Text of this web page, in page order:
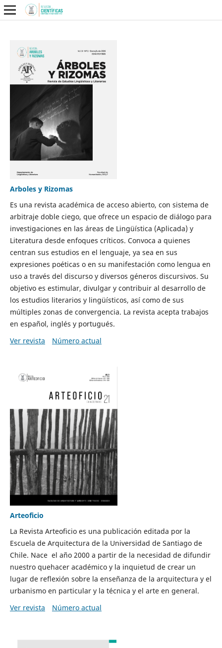
Arboles y Rizomas
Es una revista académica de acceso abierto, con sistema de
arbitraje doble ciego, que ofrece un espacio de diálogo para
investigaciones en las áreas de Lingüística (Aplicada) y
Literatura desde enfoques críticos. Convoca a quienes
centran sus estudios en el lenguaje, ya sea en sus
expresiones poéticas o en su manifestación como lengua en
uso a través del discurso y diversos géneros discursivos. Su
objetivo es estimular, divulgar y contribuir al desarrollo de
los estudios literarios y lingüísticos, así como de sus
múltiples zonas de convergencia. La revista acepta trabajos
en español, inglés y portugués.
Ver revista
Número actual
Arteoficio
La Revista Arteoficio es una publicación editada por la
Escuela de Arquitectura de la Universidad de Santiago de
Chile. Nace el año 2000 a partir de la necesidad de difundir
nuestro quehacer académico y la inquietud de crear un
lugar de reflexión sobre la enseñanza de la arquitectura y el
urbanismo en particular y la técnica y el arte en general.
Ver revista
Número actual